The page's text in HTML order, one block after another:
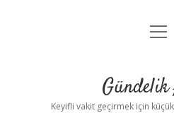
Yasal
Keyifli vakit geçirmek için